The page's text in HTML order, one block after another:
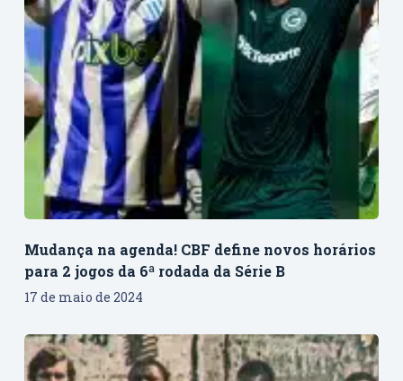
Mudança na agenda! CBF define novos horários
para 2 jogos da 6ª rodada da Série B
17 de maio de 2024